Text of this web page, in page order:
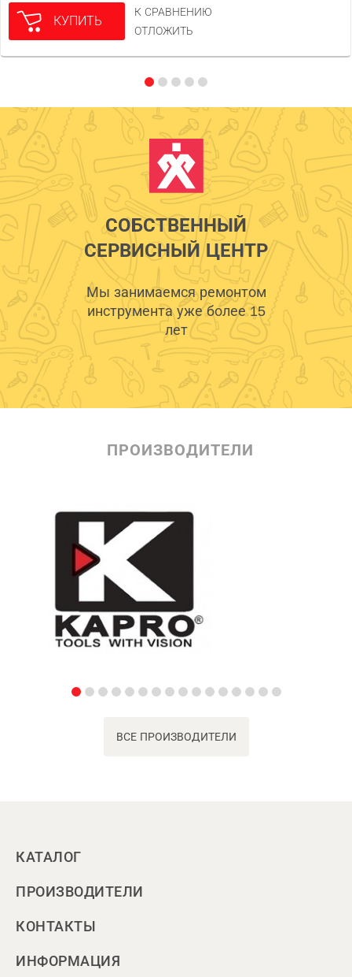
КУПИТЬ
К СРАВНЕНИЮ
ОТЛОЖИТЬ
СОБСТВЕННЫЙ
СЕРВИСНЫЙ ЦЕНТР
Мы занимаемся ремонтом
инструмента уже более 15
лет
ПРОИЗВОДИТЕЛИ
ВСЕ ПРОИЗВОДИТЕЛИ
КАТАЛОГ
ПРОИЗВОДИТЕЛИ
КОНТАКТЫ
ИНФОРМАЦИЯ